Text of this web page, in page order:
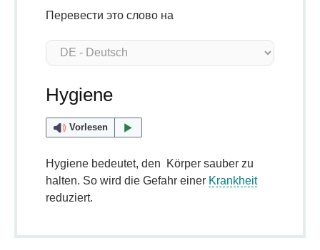
Перевести это слово на
Hygiene
Vorlesen
Hygiene bedeutet, den Körper sauber zu
halten. So wird die Gefahr einer Krankheit
reduziert.